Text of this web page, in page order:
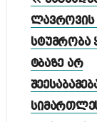
ლავროვის
სტუმრობა
ტბაზე არ